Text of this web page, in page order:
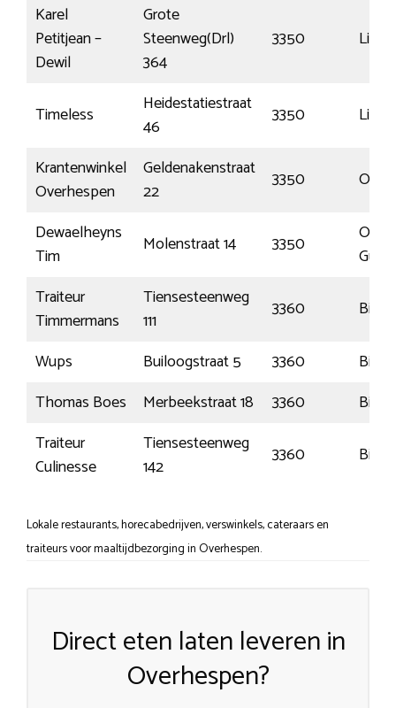
Karel
Petitjean –
Dewil
Grote
Steenweg(Drl)
364
3350 Lint
Timeless
Heidestatiestraat
46
3350
Linter
Krantenwinkel
Overhespen
Geldenakenstraat
22
3350
Dewaelheyns
Tim
Molenstraat 14 3350
Traiteur
Timmermans
Tiensesteenweg
111
3360
Wups
Builoogstraat 5 3360
Thomas Boes
Merbeekstraat 18 3360
Traiteur
Culinesse
Tiensesteenweg
142
3360
Lokale restaurants, horecabedrijven, verswinkels, cateraars en
traiteurs voor maaltijdbezorging in Overhespen.
Direct eten laten leveren in
Overhespen?